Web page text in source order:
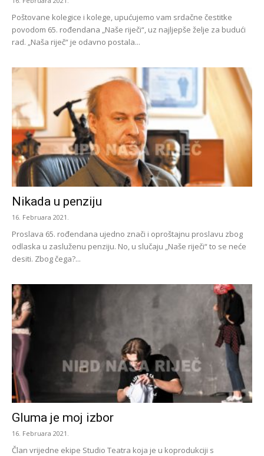
Poštovane kolegice i kolege, upućujemo vam srdačne čestitke
povodom 65. rođendana „Naše riječi“, uz najljepše želje za budući
rad. „Naša riječ“ je odavno postala...
Nikada u penziju
16. Februara 2021.
Proslava 65. rođendana ujedno znači i oproštajnu proslavu zbog
odlaska u zasluženu penziju. No, u slučaju „Naše riječi“ to se neće
desiti. Zbog čega?...
Gluma je moj izbor
16. Februara 2021.
Član vrijedne ekipe Studio Teatra koja je u koprodukciji s